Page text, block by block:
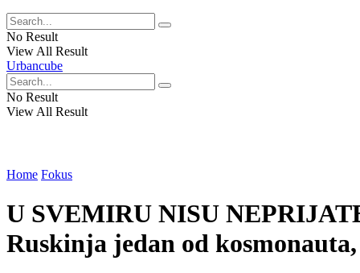
No Result
View All Result
Urbancube
No Result
View All Result
Home Fokus
U SVEMIRU NISU
Ruskinja jedan od